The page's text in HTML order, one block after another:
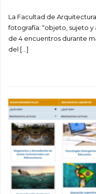
La Facultad de
fotografía: “objeto, sujeto
de 4 encuentros durante
del […]